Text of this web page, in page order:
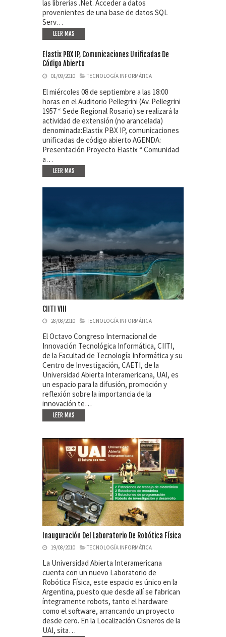
las librerías .Net. Acceder a datos
provenientes de una base de datos SQL
Serv…
LEER MAS
Elastix PBX IP, Comunicaciones Unificadas De
Código Abierto
01/09/2010 TECNOLOGÍA INFORMÁTICA
El miércoles 08 de septiembre a las 18:00
horas en el Auditorio Pellegrini (Av. Pellegrini
1957 “ Sede Regional Rosario) se realizará la
actividad de extensión (no arancelada)
denominada:Elastix PBX IP, comunicaciones
unificadas de código abierto AGENDA:
Presentación Proyecto Elastix “ Comunidad
a…
LEER MAS
CIITI VIII
28/08/2010 TECNOLOGÍA INFORMÁTICA
El Octavo Congreso Internacional de
Innovación Tecnológica Informática, CIITI,
de la Facultad de Tecnología Informática y su
Centro de Investigación, CAETI, de la
Universidad Abierta Interamericana, UAI, es
un espacio para la difusión, promoción y
reflexión sobre la importancia de la
innovación te…
LEER MAS
Inauguración Del Laboratorio De Robótica Física
19/08/2010 TECNOLOGÍA INFORMÁTICA
La Universidad Abierta Interamericana
cuenta con un nuevo Laboratorio de
Robótica Física, este espacio es único en la
Argentina, puesto que desde allí se fabrican
íntegramente robots, tanto el hardware
como el software, arrancando un proyecto
desde cero. En la Localización Cisneros de la
UAI, sita…